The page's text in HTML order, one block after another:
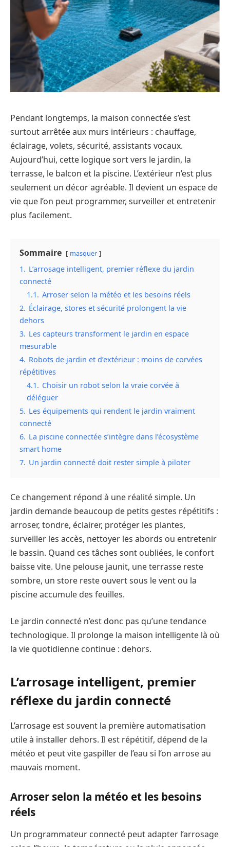
Pendant longtemps, la maison connectée s’est
surtout arrêtée aux murs intérieurs : chauffage,
éclairage, volets, sécurité, assistants vocaux.
Aujourd’hui, cette logique sort vers le jardin, la
terrasse, le balcon et la piscine. L’extérieur n’est plus
seulement un décor agréable. Il devient un espace de
vie que l’on peut programmer, surveiller et entretenir
plus facilement.
Sommaire masquer
1. L’arrosage intelligent, premier réflexe du jardin
connecté
1.1. Arroser selon la météo et les besoins réels
2. Éclairage, stores et sécurité prolongent la vie
dehors
3. Les capteurs transforment le jardin en espace
mesurable
4. Robots de jardin et d’extérieur : moins de corvées
répétitives
4.1. Choisir un robot selon la vraie corvée à
déléguer
5. Les équipements qui rendent le jardin vraiment
connecté
6. La piscine connectée s’intègre dans l’écosystème
smart home
7. Un jardin connecté doit rester simple à piloter
Ce changement répond à une réalité simple. Un
jardin demande beaucoup de petits gestes répétitifs :
arroser, tondre, éclairer, protéger les plantes,
surveiller les accès, nettoyer les abords ou entretenir
le bassin. Quand ces tâches sont oubliées, le confort
baisse vite. Une pelouse jaunit, une terrasse reste
sombre, un store reste ouvert sous le vent ou la
piscine accumule des feuilles.
Le jardin connecté n’est donc pas qu’une tendance
technologique. Il prolonge la maison intelligente là où
la vie quotidienne continue : dehors.
L’arrosage intelligent, premier
réflexe du jardin connecté
L’arrosage est souvent la première automatisation
utile à installer dehors. Il est répétitif, dépend de la
météo et peut vite gaspiller de l’eau si l’on arrose au
mauvais moment.
Arroser selon la météo et les besoins
réels
Un programmateur connecté peut adapter l’arrosage